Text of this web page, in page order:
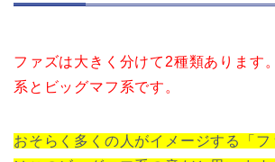
ファズは大きく分けて 2種類あります
系とビッグマフ系です。
おそらく多くの人がイメージする「フ